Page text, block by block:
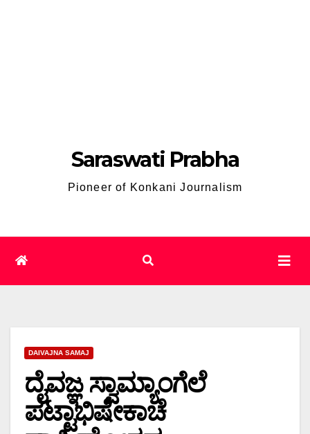
Saraswati Prabha
Pioneer of Konkani Journalism
DAIVAJNA SAMAJ
ದೈವಜ್ಞ ಸ್ವಾಮ್ಯಾಂಗೆಲೆ
ಪಟ್ಟಾಭಿಷೇಕಾಚೆ